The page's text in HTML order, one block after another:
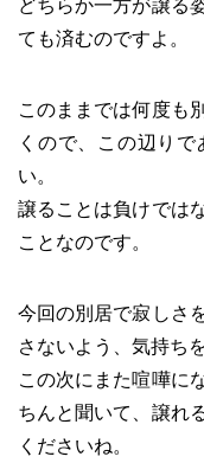
どちらか一方が譲る
ても済むのですよ。
このままでは何度も
くので、この辺り
い。
譲ることは負けでは
ことなのです。
今回の別居で寂しさ
さないよう、気持ち
この次にまた喧嘩に
ちんと聞いて、譲れ
くださいね。